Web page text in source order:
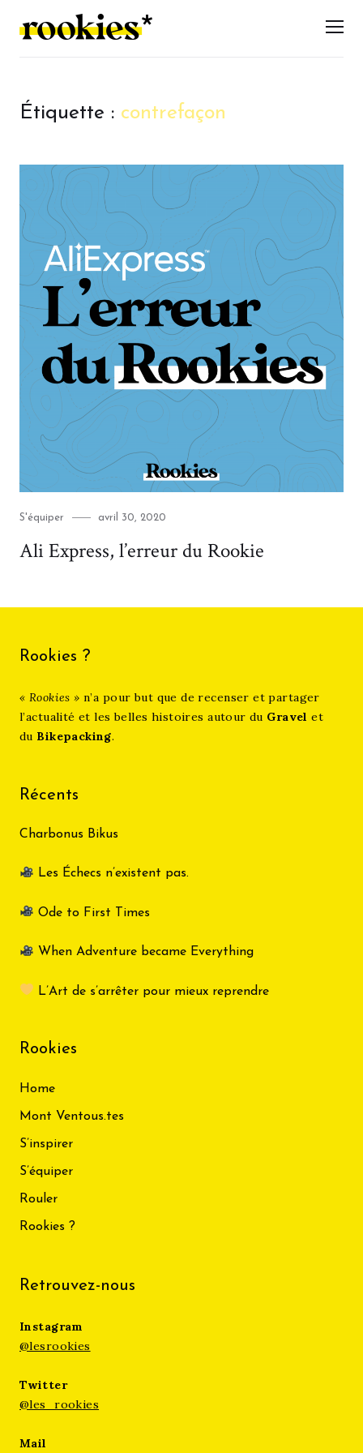
LES ROOKIES
Étiquette : contrefaçon
Category
S'équiper
Posted
avril 30, 2020
Ali Express, l’erreur du Rookie
Rookies ?
« Rookies »n’a pour but que de recenser et partager
l’actualité et les belles histoires autour du Gravel et
du Bikepacking.
Récents
Charbonus Bikus
Les Échecs n’existent pas.
Ode to First Times
When Adventure became Everything
L’Art de s’arrêter pour mieux reprendre
Rookies
Home
Mont Ventous.tes
S’inspirer
S’équiper
Rouler
Rookies ?
Retrouvez-nous
Instagram
@lesrookies
Twitter
@les_rookies
Mail